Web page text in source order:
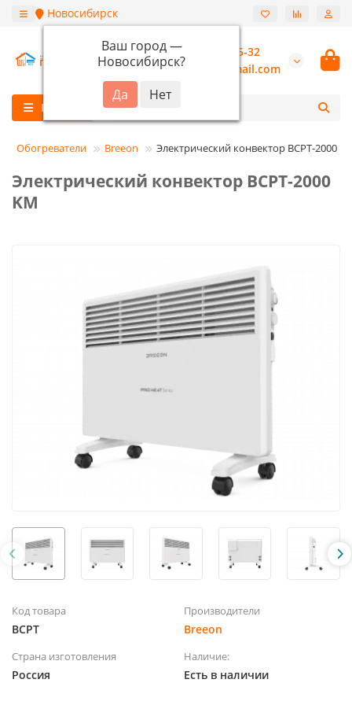
Новосибирск
Ваш город —
Новосибирск?
+7 (913) 987-55-32
burannsk@gmail.com
Каталог
Обогреватели Breeon Электрический конвектор BCPT-2000
Электрический конвектор BCPT-2000
KM
Код товара
BCPT
Производители
Breeon
Страна изготовления
Россия
Наличие:
Есть в наличии